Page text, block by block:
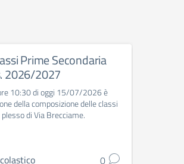
Prime Secondaria
2026/2027
10:30 di oggi 15/07/2026 è
della composizione delle classi
di Via Brecciame.
0